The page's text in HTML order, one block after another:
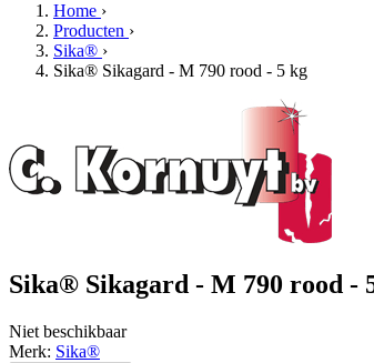
Home ›
Producten ›
Sika® ›
Sika® Sikagard - M 790 rood - 5 kg
Sika® Sikagard - M 790 rood -
Niet beschikbaar
Merk: Sika®